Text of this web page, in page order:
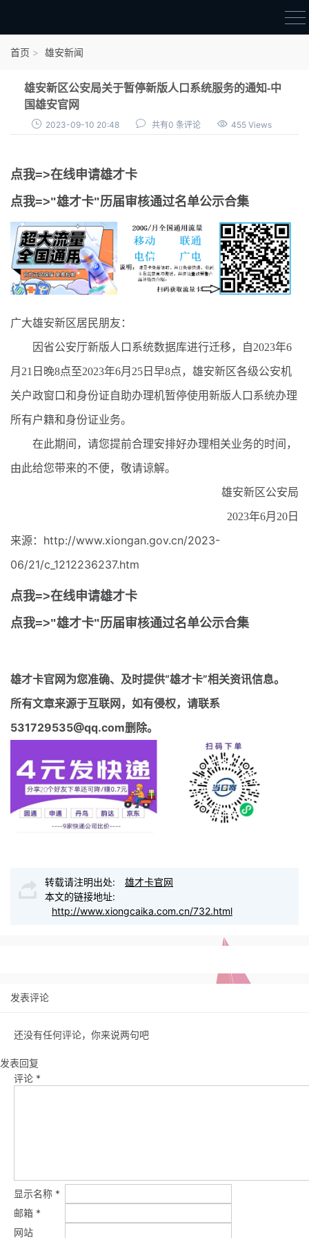
审核通过公示
首页 雄安新闻
雄安新区公安局关于暂停新版人口系统服务的通知-中
国雄安官网
2023-09-10 20:48 共有0 条评论 455 Views
点我=>在线申请雄才卡
点我=>"雄才卡"历届审核通过名单公示合集
广大雄安新区居民朋友：
因省公安厅新版人口系统数据库进行迁移，自2023年6
月21日晚8点至2023年6月25日早8点，雄安新区各级公安机
关户政窗口和身份证自助办理机暂停使用新版人口系统办理
所有户籍和身份证业务。
在此期间，请您提前合理安排好办理相关业务的时间，
由此给您带来的不便，敬请谅解。
雄安新区公安局
2023年6月20日
来源：http://www.xiongan.gov.cn/2023-
06/21/c_1212236237.htm
点我=>在线申请雄才卡
点我=>"雄才卡"历届审核通过名单公示合集
雄才卡官网为您准确、及时提供“雄才卡”相关资讯信息。
所有文章来源于互联网，如有侵权，请联系
531729535@qq.com删除。
转载请注明出处:
雄才卡官网
本文的链接地址:
http://www.xiongcaika.com.cn/732.html
发表评论
还没有任何评论，你来说两句吧
发表回复
评论 *
显示名称 *
邮箱 *
网站